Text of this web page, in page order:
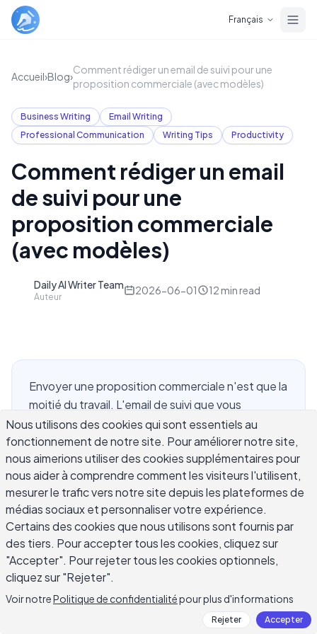
Français
Accueil›Blog›
Comment rédiger un email de suivi pour une
proposition commerciale (avec modèles)
Business Writing
Email Writing
Professional Communication
Writing Tips Productivity
Comment rédiger un email
de suivi pour une
proposition commerciale
(avec modèles)
Daily AI Writer Team
Auteur
2026-06-01 12 min read
Envoyer une proposition commerciale n'est que la
moitié du travail. L'email de suivi que vous
envoyez après est souvent le moment où l'affaire
avance vraiment. La plupart des prospects sont
véritablement occupés, non pas vous ignorant, et
un email de suivi bien chronométré et bien rédigé
pour votre proposition garde votre soumission
visible sans créer de pression sur la relation. Si
vous vous trompez dans le timing ou envoyez un
message qui n'ajoute aucune valeur, vous risquez
de transformer un prospect chaud en un
prospect froid au pire moment. Ce guide couvre
quand faire un suivi sur une proposition
commerciale, quoi dire, quelles lignes d'objet
Nous utilisons des cookies qui sont essentiels au
fonctionnement de notre site. Pour améliorer notre site,
nous aimerions utiliser des cookies supplémentaires pour
nous aider à comprendre comment les visiteurs l'utilisent,
mesurer le trafic vers notre site depuis les plateformes de
médias sociaux et personnaliser votre expérience.
Certains des cookies que nous utilisons sont fournis par
des tiers. Pour accepter tous les cookies, cliquez sur
"Accepter". Pour rejeter tous les cookies optionnels,
cliquez sur "Rejeter".
Voir notrePolitique de confidentialitépour plus d'informations
Rejeter Accepter